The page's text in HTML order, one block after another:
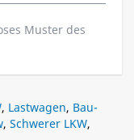
Muster des
, Lastwagen, Bau-
, Schwerer LKW,